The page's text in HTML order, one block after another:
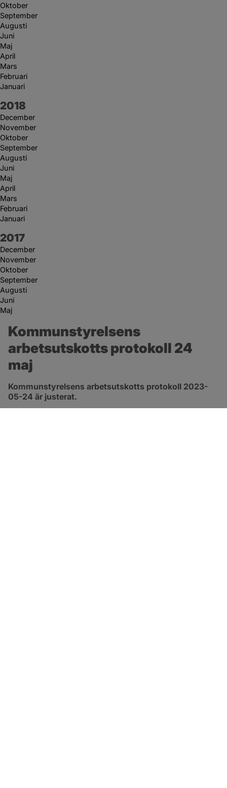
Oktober
September
Augusti
Juni
Maj
April
Mars
Februari
Januari
År:
2018
December
November
Oktober
September
Augusti
Juni
Maj
April
Mars
Februari
Januari
År:
2017
December
November
Oktober
September
Augusti
Juni
Maj
Kommunstyrelsens
arbetsutskotts protokoll 24
maj
Kommunstyrelsens arbetsutskotts protokoll 2023-
05-24 är justerat.